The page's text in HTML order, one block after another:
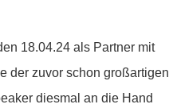
18.04.24 als Partner mit
der zuvor schon großartigen
diesmal an die Hand